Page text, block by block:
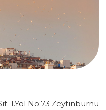
1.Yol No:73 Zeytinburnu